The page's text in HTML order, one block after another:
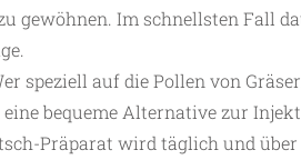
gewöhnen. Im schnellsten Fall
speziell auf die Pollen von
bequeme Alternative zur
Präparat wird täglich und